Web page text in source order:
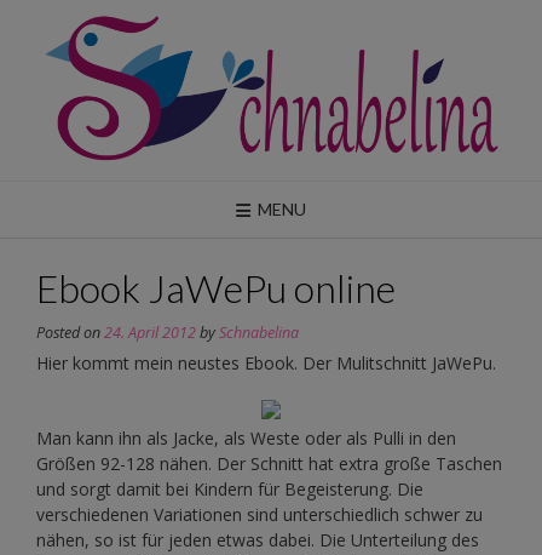
content
MENU
Ebook JaWePu online
Posted on24. April 2012bySchnabelina
Hier kommt mein neustes Ebook. Der Mulitschnitt JaWePu.
Man kann ihn als Jacke, als Weste oder als Pulli in den
Größen 92-128 nähen. Der Schnitt hat extra große Taschen
und sorgt damit bei Kindern für Begeisterung. Die
verschiedenen Variationen sind unterschiedlich schwer zu
nähen, so ist für jeden etwas dabei. Die Unterteilung des